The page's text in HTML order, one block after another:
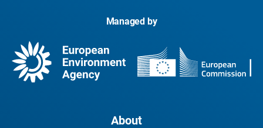
Managed by
About